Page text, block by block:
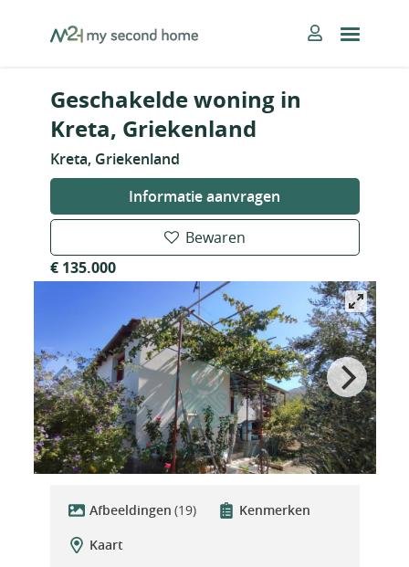
MySecondHome
Geschakelde woning in
Kreta, Griekenland
Kreta, Griekenland
Informatie aanvragen
Bewaren
€ 135.000
Afbeeldingen (19)
Kenmerken
Kaart